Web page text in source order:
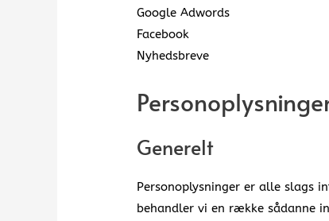
Google Adwords
Facebook
Nyhedsbreve
Generelt
Personoplysninger er alle slags
behandler vi en række sådanne